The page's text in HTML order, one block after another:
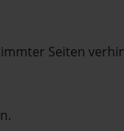
Seiten